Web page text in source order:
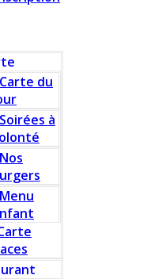
Carte du
Soirées à
Nos
Menu